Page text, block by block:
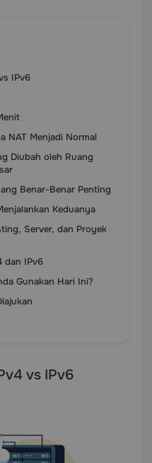
IPv6
NAT Menjadi Normal
Diubah oleh Ruang
Benar-Benar Penting
Keduanya
Server, dan Proyek
dan IPv6
Gunakan Hari Ini?
vs IPv6